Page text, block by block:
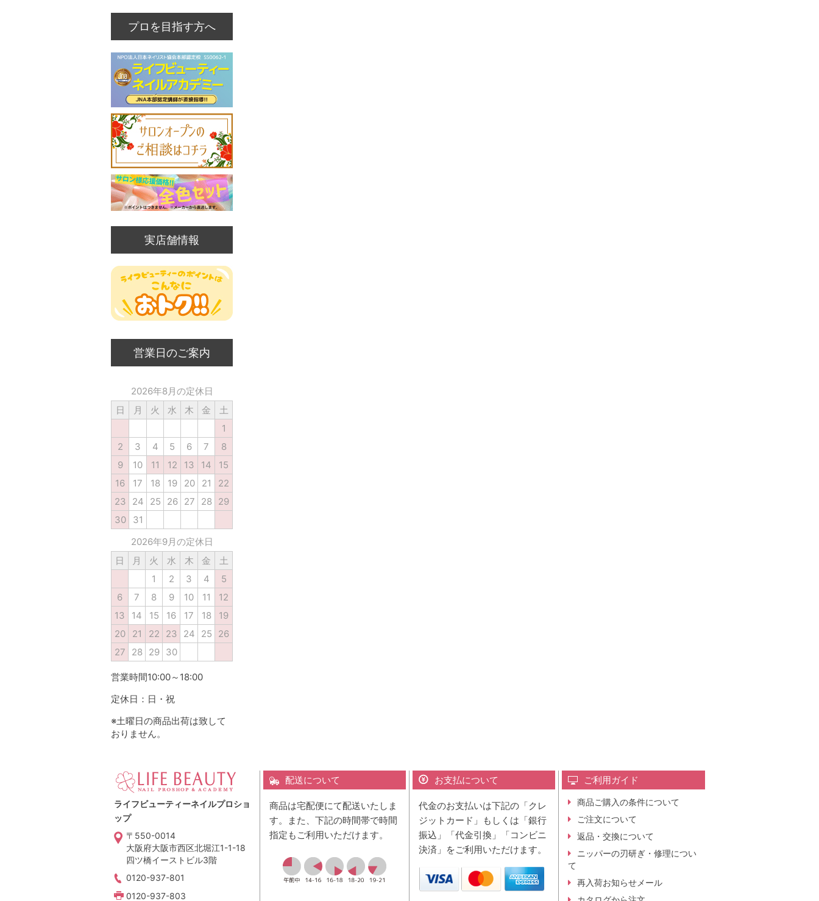
プロを目指す方へ
実店舗情報
営業日のご案内
2026年8月の定休日
日
月 火 水 木 金
土
1
2
3 4 5 6 7
8
9
10 11 12 13 14
15
16
17 18 19 20 21
22
23
24 25 26 27 28
29
30
31
2026年9月の定休日
日
月 火 水 木 金
土
1
2 3 4
5
6
7 8 9 10 11
12
13
14 15 16 17 18
19
20
21 22 23 24 25
26
27
28 29 30
営業時間10:00～18:00
定休日：日・祝
※土曜日の商品出荷は致して
おりません。
ライフビューティーネイルプロショ
ップ
〒550-0014
大阪府大阪市西区北堀江1-1-18
四ツ橋イーストビル3階
0120-937-801
0120-937-803
配送について
商品は宅配便にて配送いたしま
す。また、下記の時間帯で時間
指定もご利用いただけます。
お支払について
代金のお支払いは下記の「クレ
ジットカード」もしくは「銀行
振込」「代金引換」「コンビニ
決済」をご利用いただけます。
ご利用ガイド
商品ご購入の条件について
ご注文について
返品・交換について
ニッパーの刃研ぎ・修理につい
て
再入荷お知らせメール